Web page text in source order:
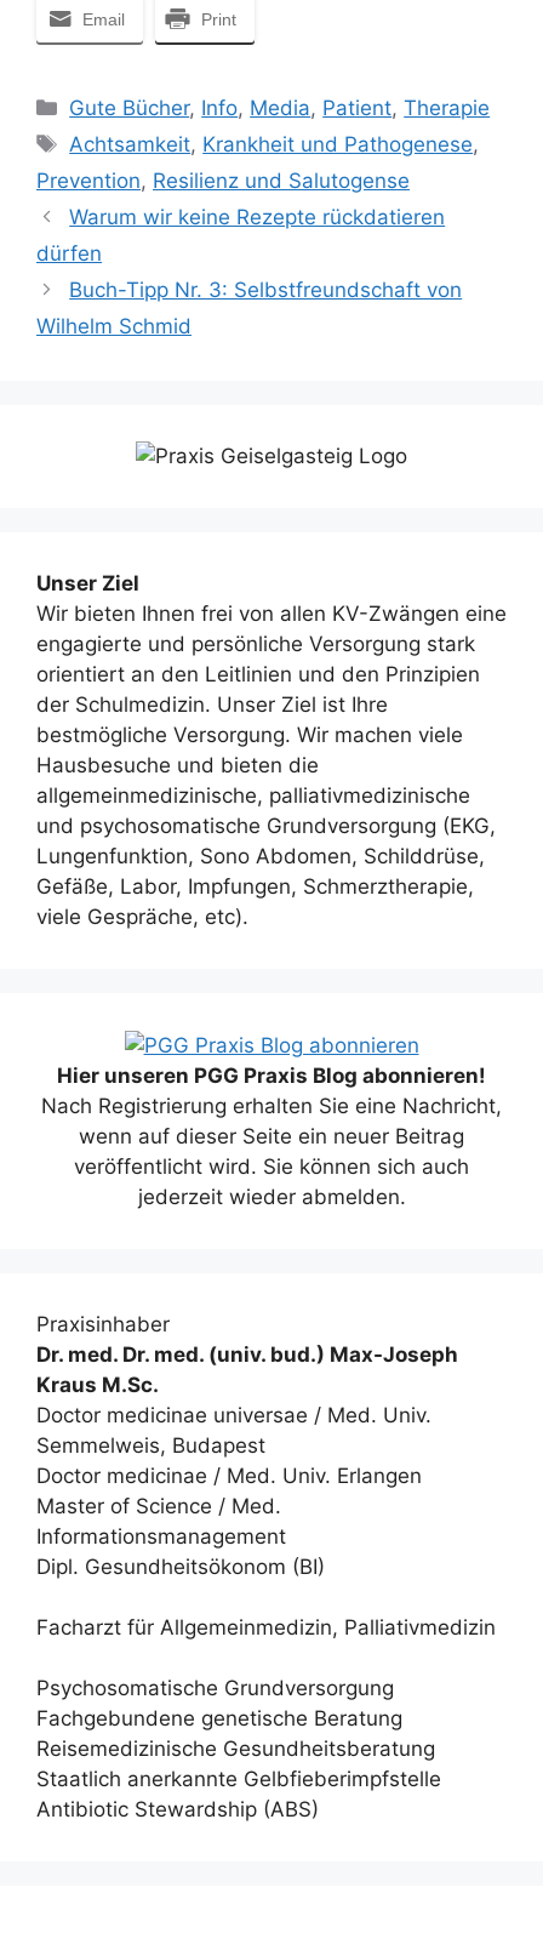
Email Print
Kategorien
Gute Bücher, Info, Media, Patient,Therapie
Schlagwörter
Achtsamkeit, Krankheit und Pathogenese,
Prevention, Resilienz und Salutogense
Warum wir keine Rezepte rückdatieren
dürfen
Buch-Tipp Nr. 3: Selbstfreundschaft von
Wilhelm Schmid
Unser Ziel
Wir bieten Ihnen frei von allen KV-Zwängen eine
engagierte und persönliche Versorgung stark
orientiert an den Leitlinien und den Prinzipien
der Schulmedizin. Unser Ziel ist Ihre
bestmögliche Versorgung. Wir machen viele
Hausbesuche und bieten die
allgemeinmedizinische, palliativmedizinische
und psychosomatische Grundversorgung (EKG,
Lungenfunktion, Sono Abdomen, Schilddrüse,
Gefäße, Labor, Impfungen, Schmerztherapie,
viele Gespräche, etc).
Hier unseren PGG Praxis Blog abonnieren!
Nach Registrierung erhalten Sie eine Nachricht,
wenn auf dieser Seite ein neuer Beitrag
veröffentlicht wird. Sie können sich auch
jederzeit wieder abmelden.
Praxisinhaber
Dr. med. Dr. med. (univ. bud.) Max-Joseph
Kraus M.Sc.
Doctor medicinae universae / Med. Univ.
Semmelweis, Budapest
Doctor medicinae / Med. Univ. Erlangen
Master of Science / Med.
Informationsmanagement
Dipl. Gesundheitsökonom (BI)
Facharzt für Allgemeinmedizin, Palliativmedizin
Psychosomatische Grundversorgung
Fachgebundene genetische Beratung
Reisemedizinische Gesundheitsberatung
Staatlich anerkannte Gelbfieberimpfstelle
Antibiotic Stewardship (ABS)